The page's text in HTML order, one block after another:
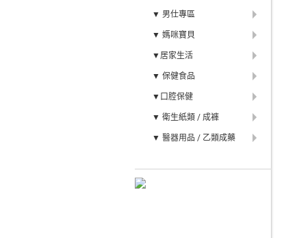
▼ 男仕專區
▼ 媽咪寶貝
▼居家生活
▼ 保健食品
▼口腔保健
▼ 衛生紙類 / 成褲
▼ 醫器用品 / 乙類成藥